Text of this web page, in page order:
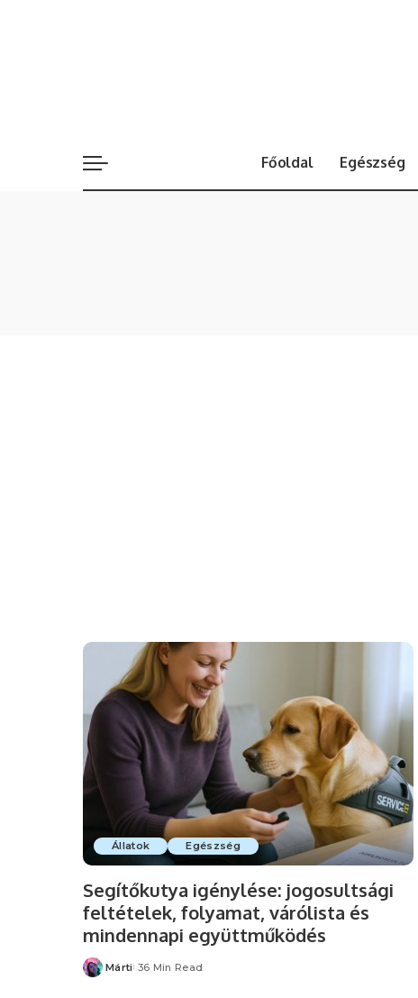
Főoldal Egészség
Állatok Egészség
Segítőkutya igénylése: jogosultsági
feltételek, folyamat, várólista és
mindennapi együttműködés
Posted
Márti 36 Min Read